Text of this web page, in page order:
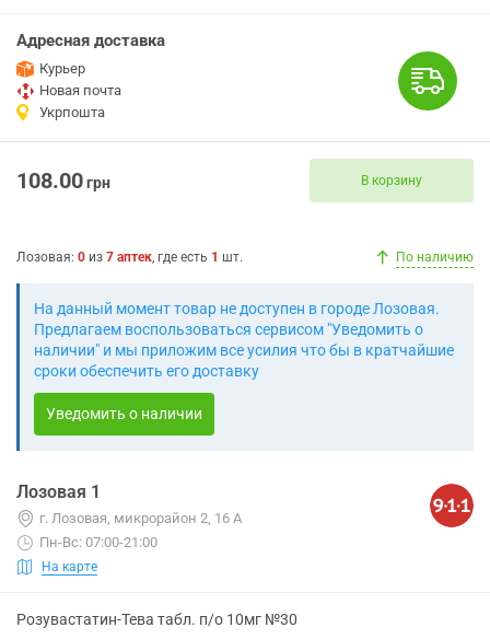
Адресная доставка
Курьер
Новая почта
Укрпошта
108.00грн В корзину
Лозовая: 0 из 7 аптек, где есть 1 шт. По наличию
На данный момент товар не доступен в городе Лозовая.
Предлагаем воспользоваться сервисом "Уведомить о
наличии" и мы приложим все усилия что бы в кратчайшие
сроки обеспечить его доставку
Уведомить о наличии
Лозовая 1
г. Лозовая, микрорайон 2, 16 А
Пн-Вс: 07:00-21:00
На карте
Розувастатин-Тева табл. п/о 10мг №30